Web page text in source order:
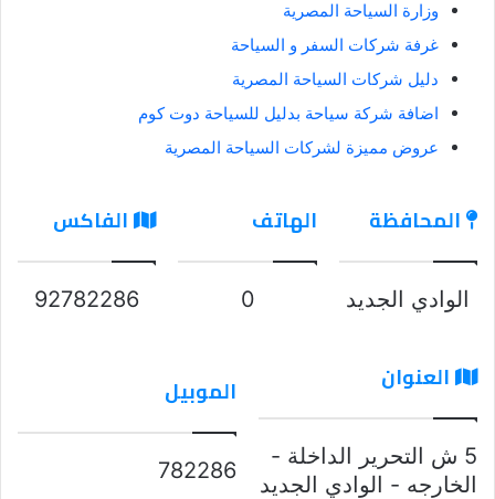
وزارة السياحة المصرية
غرفة شركات السفر و السياحة
دليل شركات السياحة المصرية
اضافة شركة سياحة بدليل للسياحة دوت كوم
عروض مميزة لشركات السياحة المصرية
المحافظة
الوادي الجديد
الهاتف
0
الفاكس
92782286
العنوان
5 ش التحرير الداخلة -
الخارجه - الوادي الجديد
الموبيل
782286